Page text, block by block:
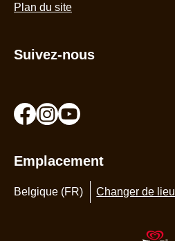
Plan du site
Suivez-nous
Emplacement
Belgique (FR) Changer de lieu